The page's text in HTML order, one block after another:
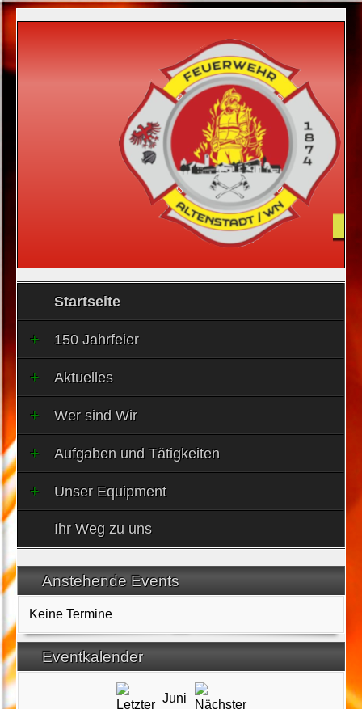
Startseite
150 Jahrfeier
Aktuelles
Wer sind Wir
Aufgaben und Tätigkeiten
Unser Equipment
Ihr Weg zu uns
Anstehende Events
Keine Termine
Eventkalender
Juni